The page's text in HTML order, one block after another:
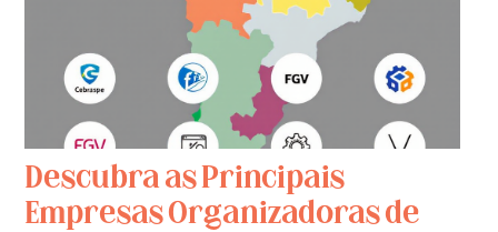
Descubra as Principais
Empresas Organizadoras de